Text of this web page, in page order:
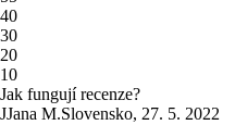
40
30
20
10
Jak fungují recenze?
JJana M.Slovensko, 27. 5. 2022